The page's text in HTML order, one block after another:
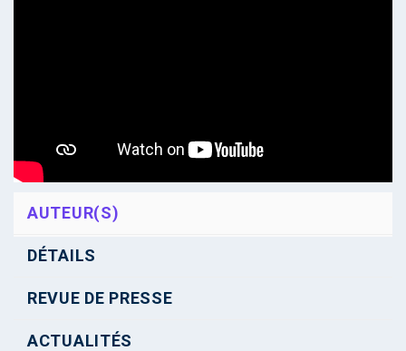
AUTEUR(S)
DÉTAILS
REVUE DE PRESSE
ACTUALITÉS